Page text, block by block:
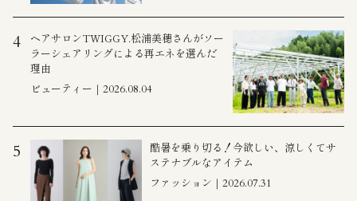
4
ヘアサロンTWIGGY.松浦美穂さんがソー
ラーシェアリングによる再エネを選んだ
理由
ビューティー｜2026.08.04
5
酷暑を乗り切る！今欲しい、涼しくてサ
ステナブルなアイテム
ファッション｜2026.07.31